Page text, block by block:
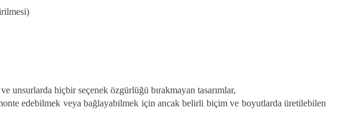
unsurlarda hiçbir seçenek özgürlüğü bırakmayan tasarımlar,
edebilmek veya bağlayabilmek için ancak belirli biçim ve boyutlarda üretilebilen